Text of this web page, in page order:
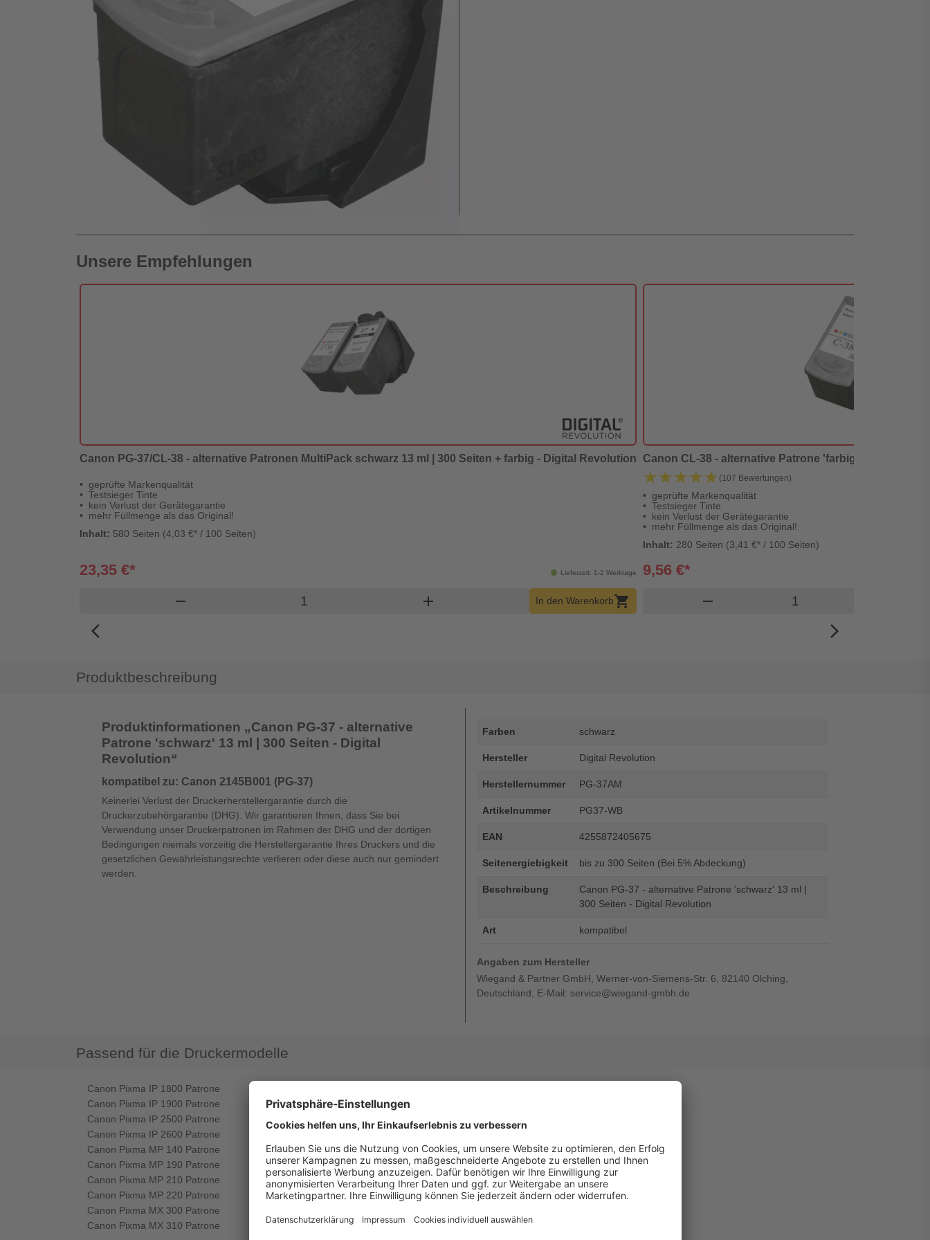
Unsere Empfehlungen
Canon PG-37/CL-38 - alternative Patronen MultiPack schwarz 13 ml | 300 Seiten + farbig - Digital Revolution
geprüfte Markenqualität
Testsieger Tinte
kein Verlust der Gerätegarantie
mehr Füllmenge als das Original!
Inhalt: 580 Seiten (4,03 €* / 100 Seiten)
Lieferzeit: 1-2 Werktage
23,35 €*
remove Produkt Warenkorb Menge
add In den Warenkorbshopping_cart
Canon CL-38 - alternative Patrone 'farbig' 12 ml | 280
★★★★★
★★★★★ (107 Bewertungen)
geprüfte Markenqualität
Testsieger Tinte
kein Verlust der Gerätegarantie
mehr Füllmenge als das Original!
Inhalt: 280 Seiten (3,41 €* / 100 Seiten)
9,56 €*
remove Produkt Warenkorb
arrow_back_ios_new
arrow_forward_ios
Produktbeschreibung
Produktinformationen „Canon PG-37 - alternative
Patrone 'schwarz' 13 ml | 300 Seiten - Digital
Revolution“
kompatibel zu: Canon 2145B001 (PG-37)
Keinerlei Verlust der Druckerherstellergarantie durch die
Druckerzubehörgarantie (DHG). Wir garantieren Ihnen, dass Sie bei
Verwendung unser Druckerpatronen im Rahmen der DHG und der dortigen
Bedingungen niemals vorzeitig die Herstellergarantie Ihres Druckers und die
gesetzlichen Gewährleistungsrechte verlieren oder diese auch nur gemindert
werden.
Farben schwarz
Hersteller Digital Revolution
Herstellernummer PG-37AM
Artikelnummer PG37-WB
EAN 4255872405675
Seitenergiebigkeit bis zu 300 Seiten (Bei 5% Abdeckung)
Beschreibung
Canon PG-37 - alternative Patrone 'schwarz' 13 ml |
300 Seiten - Digital Revolution
Art kompatibel
Angaben zum Hersteller
Wiegand & Partner GmbH, Werner-von-Siemens-Str. 6, 82140 Olching,
Deutschland, E-Mail: service@wiegand-gmbh.de
Passend für die Druckermodelle
Canon Pixma IP 1800 Patrone
Canon Pixma IP 1900 Patrone
Canon Pixma IP 2500 Patrone
Canon Pixma IP 2600 Patrone
Canon Pixma MP 140 Patrone
Canon Pixma MP 190 Patrone
Canon Pixma MP 210 Patrone
Canon Pixma MP 220 Patrone
Canon Pixma MX 300 Patrone
Canon Pixma MX 310 Patrone